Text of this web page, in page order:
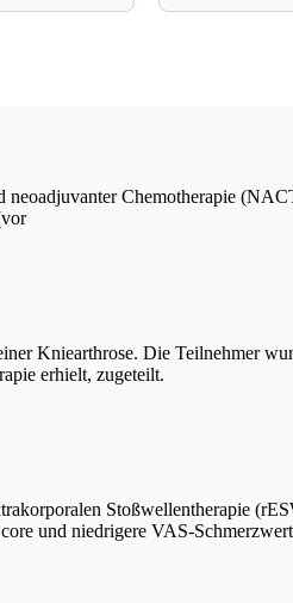
neoadjuvanter Chemotherapie
Kniearthrose. Die Teilnehmer
erhielt, zugeteilt.
Stoßwellentherapie
und niedrigere VAS-